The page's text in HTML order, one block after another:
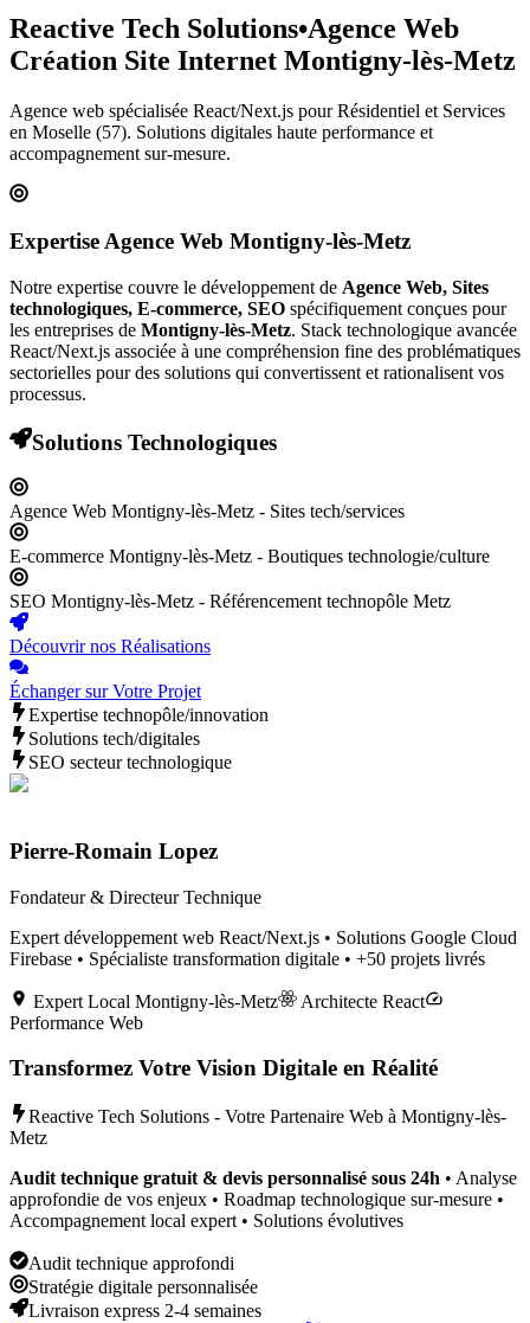
Reactive Tech Solutions•Agence Web
Création Site Internet Montigny-lès-Metz
Agence web spécialisée React/Next.js pourRésidentiel et Services
en Moselle (57). Solutions digitales haute performance et
accompagnement sur-mesure.
Expertise Agence Web Montigny-lès-Metz
Notre expertise couvre le développement de Agence Web, Sites
technologiques, E-commerce, SEO spécifiquement conçues pour
les entreprises de Montigny-lès-Metz. Stack technologique avancée
React/Next.js associée à une compréhension fine des problématiques
sectorielles pour des solutions qui convertissent et rationalisent vos
processus.
Solutions Technologiques
Agence Web Montigny-lès-Metz - Sites tech/services
E-commerce Montigny-lès-Metz - Boutiques technologie/culture
SEO Montigny-lès-Metz - Référencement technopôle Metz
Découvrir nos Réalisations
Échanger sur Votre Projet
Expertise technopôle/innovation
Solutions tech/digitales
SEO secteur technologique
Pierre-Romain Lopez
Fondateur & Directeur Technique
Expert développement web React/Next.js • Solutions Google Cloud
Firebase • Spécialiste transformation digitale • +50 projets livrés
Expert Local Montigny-lès-Metz
Architecte React
Performance Web
Transformez Votre Vision Digitale en Réalité
Reactive Tech Solutions - Votre Partenaire Web à Montigny-lès-
Metz
Audit technique gratuit & devis personnalisé sous 24h • Analyse
approfondie de vos enjeux • Roadmap technologique sur-mesure •
Accompagnement local expert • Solutions évolutives
Audit technique approfondi
Stratégie digitale personnalisée
Livraison express 2-4 semaines